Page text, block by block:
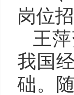
岗位
王
我国
础。